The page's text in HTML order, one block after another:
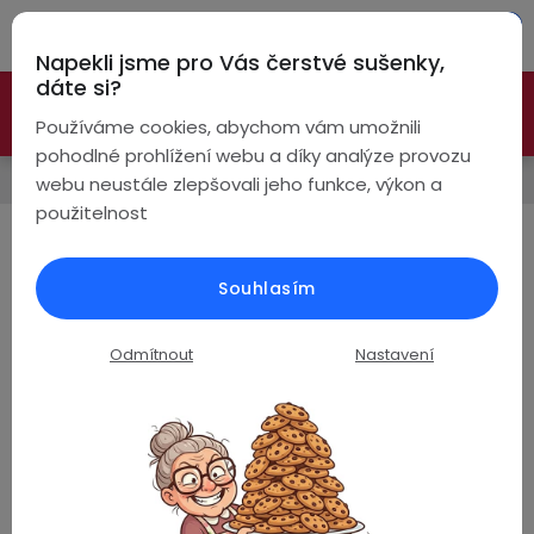
Napekli jsme pro Vás čerstvé sušenky,
dáte si?
Používáme cookies, abychom vám umožnili
pohodlné prohlížení webu a díky analýze provozu
webu neustále zlepšovali jeho funkce, výkon a
použitelnost
Nastavení
Odmítnout
Souhlasím
Přejít
obsah
🚀 Nové modely DRONŮ 🚀
-26%
PROZKOUMAT NABÍDKU
sluchátka
True
Wireless
Špunty
Chytré
hodinky
Pánské
Seniory
Chytré
náramky
Novinky
Žijte zdravě s chytrými
hodinkami
Jak vám chytré hodinky pomohou žít
zdravěji i v nabitém dni